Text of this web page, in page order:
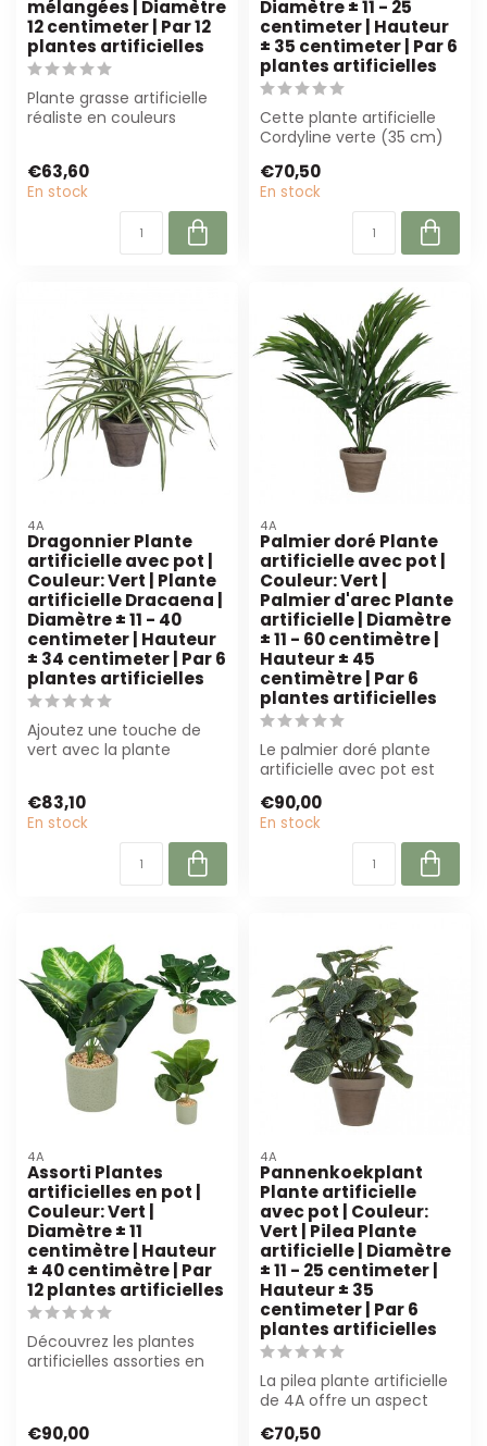
mélangées | Diamètre
12 centimeter | Par 12
plantes artificielles
Plante grasse artificielle
réaliste en couleurs
€63,60
En stock
Diamètre ± 11 - 25
centimeter | Hauteur
± 35 centimeter | Par 6
plantes artificielles
Cette plante artificielle
Cordyline verte (35 cm)
usage pro...
€70,50
En stock
4A
Dragonnier Plante
artificielle avec pot |
Couleur: Vert | Plante
artificielle Dracaena |
Diamètre ± 11 - 40
centimeter | Hauteur
± 34 centimeter | Par 6
plantes artificielles
Ajoutez une touche de
vert avec la plante
€83,10
En stock
4A
Palmier doré Plante
artificielle avec pot |
Couleur: Vert |
Palmier d'arec Plante
artificielle | Diamètre
± 11 - 60 centimètre |
Hauteur ± 45
centimètre | Par 6
plantes artificielles
Le palmier doré plante
artificielle avec pot est
espace. Ave...
€90,00
En stock
4A
Assorti Plantes
artificielles en pot |
Couleur: Vert |
Diamètre ± 11
centimètre | Hauteur
± 40 centimètre | Par
12 plantes artificielles
Découvrez les plantes
artificielles assorties en
€90,00
4A
Pannenkoekplant
Plante artificielle
avec pot | Couleur:
Vert | Pilea Plante
artificielle | Diamètre
± 11 - 25 centimeter |
Hauteur ± 35
centimeter | Par 6
plantes artificielles
La pilea plante artificielle
de 4A offre un aspect
Parf...
€70,50